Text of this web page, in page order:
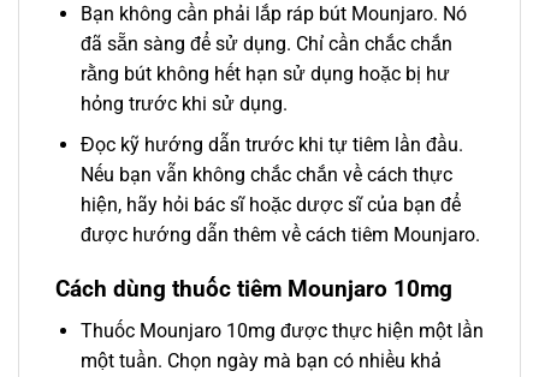
Bạn không cần phải lắp ráp bút Mounjaro. Nó
đã sẵn sàng để sử dụng. Chỉ cần chắc chắn
rằng bút không hết hạn sử dụng hoặc bị hư
hỏng trước khi sử dụng.
Đọc kỹ hướng dẫn trước khi tự tiêm lần đầu.
Nếu bạn vẫn không chắc chắn về cách thực
hiện, hãy hỏi bác sĩ hoặc dược sĩ của bạn để
được hướng dẫn thêm về cách tiêm Mounjaro.
Cách dùng thuốc tiêm Mounjaro 10mg
Thuốc Mounjaro 10mg được thực hiện một lần
một tuần. Chọn ngày mà bạn có nhiều khả